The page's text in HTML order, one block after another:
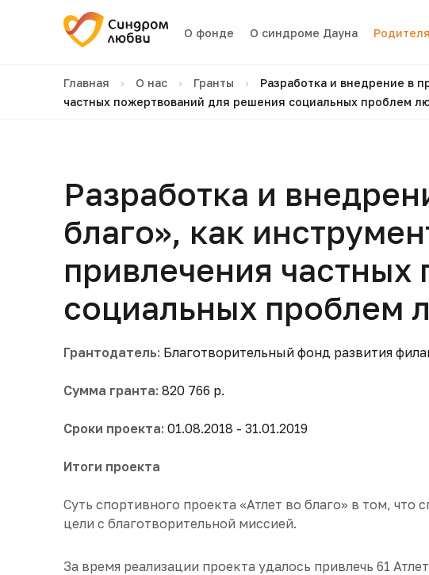
О фонде О синдроме Дауна
Главная › О нас › Гранты ›
Разработка и внедрение в
частных пожертвований для решения социальных проблем
Разработка и
благо», как
привлечения
социальных проблем
Грантодатель: Благотворительный фонд развития
Сумма гранта: 820 766 р.
Сроки проекта: 01.08.2018 - 31.01.2019
Итоги проекта
Суть спортивного проекта «Атлет во благо» в том,
цели с благотворительной миссией.
За время реализации проекта удалось привлечь 61